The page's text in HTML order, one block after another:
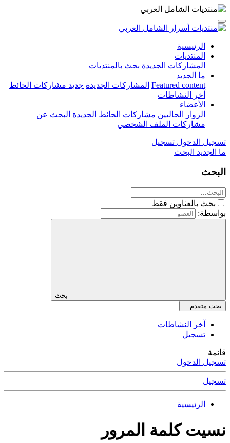
الرئيسية
المنتديات
المشاركات الجديدة بحث بالمنتديات
ما الجديد
Featured content المشاركات الجديدة جديد مشاركات الحائط
آخر النشاطات
الأعضاء
الزوار الحاليين مشاركات الحائط الجديدة البحث عن
مشاركات الملف الشخصي
تسجيل الدخول تسجيل
ما الجديد البحث
البحث
بحث بالعناوين فقط
بواسطة:
بحث
بحث متقدم…
آخر النشاطات
تسجيل
قائمة
تسجيل الدخول
تسجيل
الرئيسية
نسيت كلمة المرور